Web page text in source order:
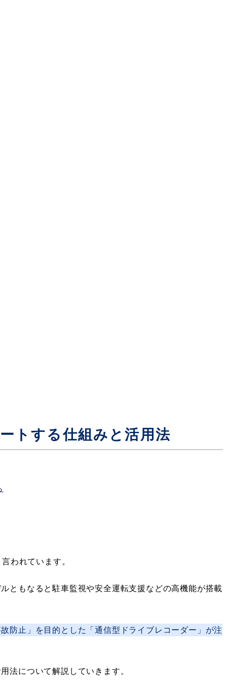
トする仕組みと活用法
われています。
ともなると駐車監視や安全運転支援などの高機能が搭載
防止」を目的とした「通信型ドライブレコーダー」が注
法について解説していきます。